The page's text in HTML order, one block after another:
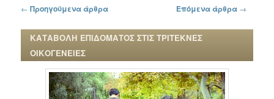
Πλοήγηση στα άρθρα
← Προηγούμενα άρθρα Επόμενα άρθρα →
ΚΑΤΑΒΟΛΗ ΕΠΙΔΟΜΑΤΟΣ ΣΤΙΣ ΤΡΙΤΕΚΝΕΣ
ΟΙΚΟΓΕΝΕΙΕΣ